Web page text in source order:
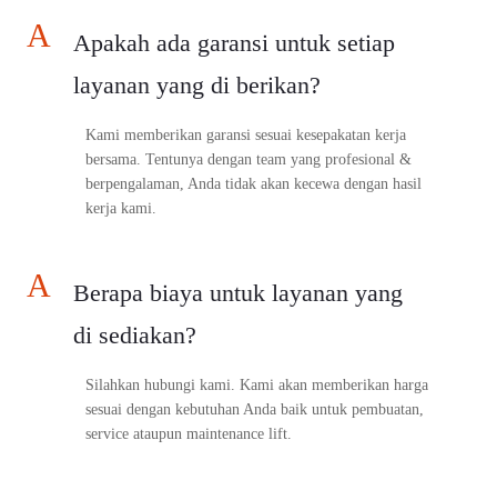
A
Apakah ada garansi untuk setiap
layanan yang di berikan?
Kami memberikan garansi sesuai kesepakatan kerja
bersama. Tentunya dengan team yang profesional &
berpengalaman, Anda tidak akan kecewa dengan hasil
kerja kami.
A
Berapa biaya untuk layanan yang
di sediakan?
Silahkan hubungi kami. Kami akan memberikan harga
sesuai dengan kebutuhan Anda baik untuk pembuatan,
service ataupun maintenance lift.